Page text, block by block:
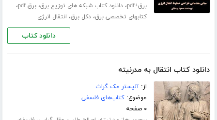
برق+pdf
،دانلود کتاب شبکه های توزیع برق،برق pdf ،
کتابهای تخصصی برق،دکل برق، انتقال انرژی
دانلود کتاب
دانلود کتاب انتقال به مدرنیته
از:آلیستر مک گراث
موضوع:کتاب‌های فلسفی
۰ صفحه